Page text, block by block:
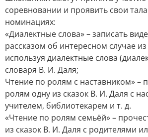
соревновании и проявить свои
номинациях:
«Диалектные слова» – записать
рассказом об интересном случае
используя диалектные слова
словаря В. И. Даля;
Чтение по ролям с наставником» –
ролям одну из сказок В. И. Даля с
учителем, библиотекарем и т. д.
«Чтение по ролям семьёй» –
из сказок В. И. Даля с родителями